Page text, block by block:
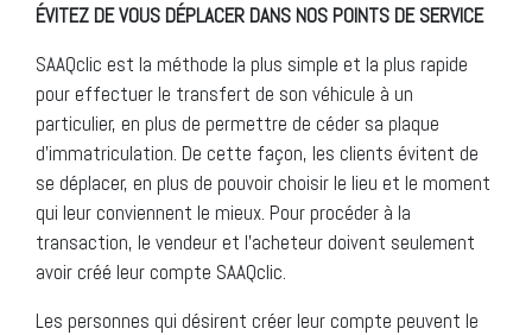
ÉVITEZ DE VOUS DÉPLACER DANS NOS POINTS DE SERVICE
SAAQclic est la méthode la plus simple et la plus rapide
pour effectuer le transfert de son véhicule à un
particulier, en plus de permettre de céder sa plaque
d’immatriculation. De cette façon, les clients évitent de
se déplacer, en plus de pouvoir choisir le lieu et le moment
qui leur conviennent le mieux. Pour procéder à la
transaction, le vendeur et l’acheteur doivent seulement
avoir créé leur compte SAAQclic.
Les personnes qui désirent créer leur compte peuvent le